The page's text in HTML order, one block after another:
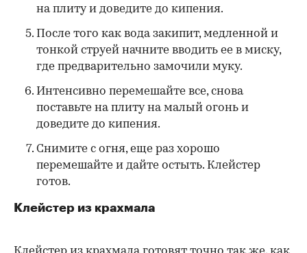
на плиту и доведите до кипения.
После того как вода закипит, медленной и
тонкой струей начните вводить ее в миску,
где предварительно замочили муку.
Интенсивно перемешайте все, снова
поставьте на плиту на малый огонь и
доведите до кипения.
Снимите с огня, еще раз хорошо
перемешайте и дайте остыть. Клейстер
готов.
Клейстер из крахмала